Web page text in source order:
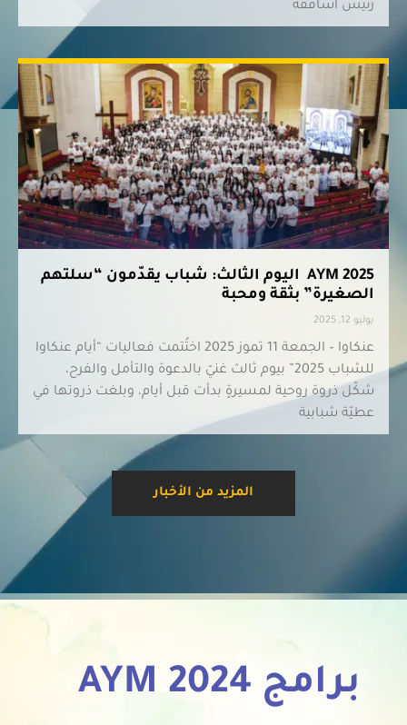
رئيس أساقفة
AYM 2025 اليوم الثالث: شباب يقدّمون “سلتهم
الصغيرة” بثقة ومحبة
يوليو 12, 2025
عنكاوا – الجمعة 11 تموز 2025 اختُتمت فعاليات “أيام عنكاوا
للشباب 2025” بيوم ثالث غنيّ بالدعوة والتأمل والفرح،
شكّل ذروة روحية لمسيرةٍ بدأت قبل أيام، وبلغت ذروتها في
عطيّة شبابية
المزيد من الأخبار
برامج AYM 2024